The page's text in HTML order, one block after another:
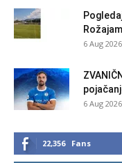
6 Aug
6 Aug
22,356 Fans